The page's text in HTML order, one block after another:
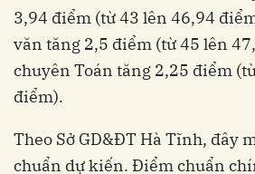
3,94 điểm (từ 43 lên 46,94
văn tăng 2,5 điểm (từ 45 lên
chuyên Toán tăng 2,25 điểm
điểm).
Theo Sở GD&ĐT Hà Tĩnh, đây
chuẩn dự kiến. Điểm chuẩn